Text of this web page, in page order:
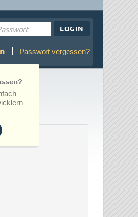
LOGIN
| Passwort vergessen?